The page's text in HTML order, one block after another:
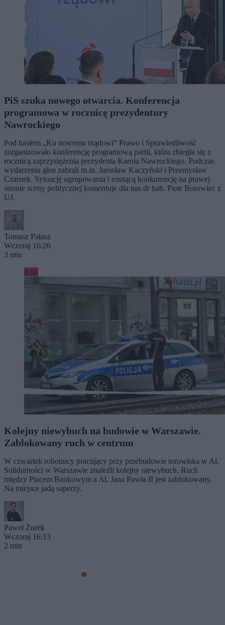
PiS szuka nowego otwarcia. Konferencja
programowa w rocznicę prezydentury
Nawrockiego
Pod hasłem „Ku nowemu rządowi” Prawo i Sprawiedliwość
zorganizowało konferencję programową partii, która zbiegła się z
rocznicą zaprzysiężenia prezydenta Karola Nawrockiego. Podczas
wydarzenia głos zabrali m.in. Jarosław Kaczyński i Przemysław
Czarnek. Sytuację ugrupowania i rosnącą konkurencję na prawej
stronie sceny politycznej komentuje dla nas dr hab. Piotr Borowiec z
UJ.
Tomasz Pałasz
Wczoraj 16:26
3 min
Kraj
Kolejny niewybuch na budowie w Warszawie.
Zablokowany ruch w centrum
W czwartek robotnicy pracujący przy przebudowie torowiska w Al.
Solidarności w Warszawie znaleźli kolejny niewybuch. Ruch
między Placem Bankowym a Al. Jana Pawła II jest zablokowany.
Na miejsce jadą saperzy.
Paweł Żurek
Wczoraj 16:13
2 min